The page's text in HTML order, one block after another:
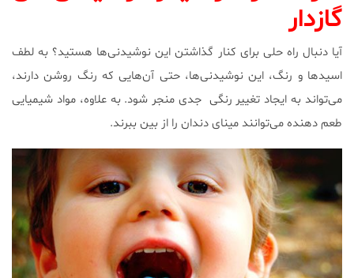
گازدار
آیا دنبال راه حلی برای کنار گذاشتن این نوشیدنی‌ها هستید؟ به لطف
اسیدها و رنگ، این نوشیدنی‌ها، حتی آن‌هایی که رنگ روشن دارند،
می‌تواند به ایجاد تغییر رنگی جدی منجر شود. به علاوه، مواد شیمیایی
طعم دهنده می‌توانند مینای دندان را از بین ببرند.